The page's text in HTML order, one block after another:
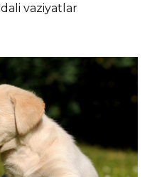
vaziyatlar